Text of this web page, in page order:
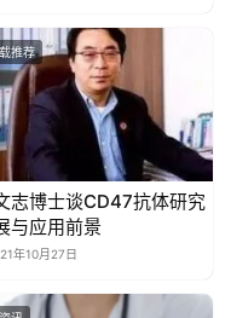
推荐
志博士谈CD47抗体研究
与应用前景
年10月27日